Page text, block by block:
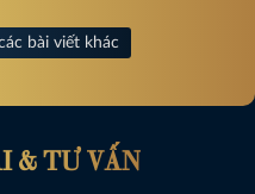
bài viết khác
& TƯ VẤN